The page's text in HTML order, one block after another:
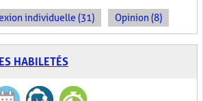
individuelle (31) Opinion (8)
HABILETÉS